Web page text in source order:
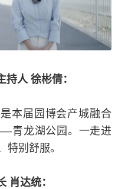
人 徐彬倩：
本届园博会产城融合
青龙湖公园。一走进
特别舒服。
肖达统：